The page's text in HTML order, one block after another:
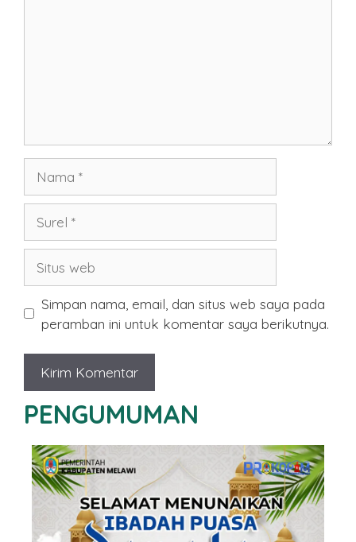
web
Simpan nama, email, dan situs web saya pada
peramban ini untuk komentar saya berikutnya.
PENGUMUMAN